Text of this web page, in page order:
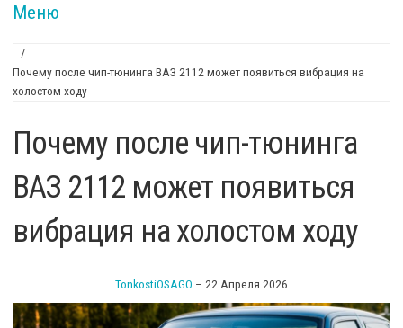
Меню
Вы здесь
/
Почему после чип-тюнинга ВАЗ 2112 может появиться вибрация на
холостом ходу
Почему после чип-тюнинга
ВАЗ 2112 может появиться
вибрация на холостом ходу
TonkostiOSAGO – 22 Апреля 2026